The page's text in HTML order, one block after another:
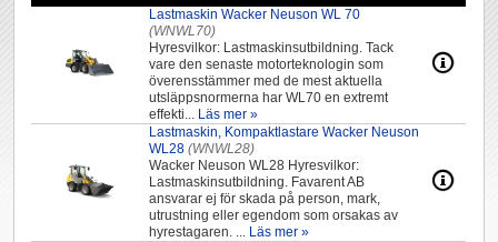
Lastmaskin Wacker Neuson WL 70
(WNWL70)
Hyresvilkor: Lastmaskinsutbildning. Tack
vare den senaste motorteknologin som
överensstämmer med de mest aktuella
utsläppsnormerna har WL70 en extremt
effekti... Läs mer »
Lastmaskin, Kompaktlastare Wacker Neuson
WL28 (WNWL28)
Wacker Neuson WL28 Hyresvilkor:
Lastmaskinsutbildning. Favarent AB
ansvarar ej för skada på person, mark,
utrustning eller egendom som orsakas av
hyrestagaren. ... Läs mer »